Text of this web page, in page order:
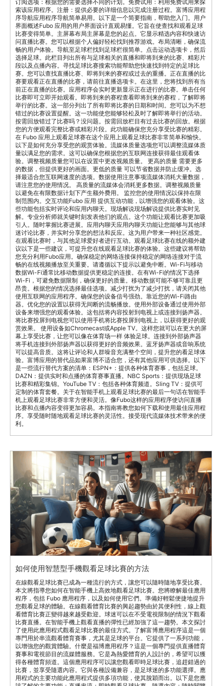
订阅选项：根据您的需要选择不同的计划。免费试用：利用免费试用来探
索该应用程序。注册：提供必要的详细信息以完成注册过程。富博应用程
序导航应用程序导航简单易用。以下是一个简要指南，帮助您入门。用户
界面概述Fubo 应用的用户界面设计直观易懂。它旨在使查找和观看足球
比赛变得简单。主屏幕布局主屏幕是您的起点。它显示精选内容和快速访
问直播比赛。您可以根据个人偏好轻松找到推荐游戏。布局清晰，确保流
畅的用户体验。导航至足球栏找到足球栏很简单。点击运动选项卡，然后
选择足球。此栏目列出所有与足球相关的直播和即将到来的比赛、精彩片
段以及点播内容。寻找足球比赛搜索功能帮助您快速找到特定的足球比
赛。您可以查找直播比赛、即将到来的赛程或过去的重播。正在直播的比
赛要观看正在直播的比赛，请前往直播选项卡。在这里，您将找到所有当
前正在直播的比赛。应用程序会实时更新显示正在进行的比赛。单击任何
比赛即可立即开始观看。即将到来的赛程查看即将到来的赛程，了解即将
举行的比赛。这一部分列出了所有即将比赛的日期和时间。您可以为不想
错过的比赛设置提醒。这一功能使您能够轻松及时了解即将举行的活动。
按需回放错过了比赛吗？没问题。按需回放栏目有过去比赛的回放。根据
您的方便观看完整比赛或精彩片段。此功能确保您充分享受比赛的精彩。
在 Fubo 应用上观看足球赛在这个应用上观看足球比赛非常简单和愉快。
以下是如何充分享受您的观赏体验。流媒体质量选项您可以调整流媒体质
量以满足您的需求。这可以确保您根据您的互联网连接获得最佳观看体
验。调整视频质量您可以在设置中更改视频质量。 更高的质量 需要更多
的数据，但提供更好的画面。更低的质量 可以节省数据并防止缓冲。选
择最适合您互联网速度的选项。数据使用注意事项流媒体消耗大量数据，
请注意您的使用情况。 高质量的流媒体会消耗更多数据。调整视频质量
以避免在有限数据计划下产生额外费用。 监控您的使用情况以保持在限
制范围内。交互功能Fubo 应用 提供互动功能，以增强您的观看体验。这
些功能包括实时评论和应用内聊天。现场解说现场解说提供比赛实时见
解。专业分析师就关键时刻发表他们的观点。这个功能让观看比赛更加吸
引人。随时掌握比赛进展。应用内聊天应用内聊天功能让您能够与其他球
迷讨论比赛，并实时分享您的想法和反应。这为用户带来一种社区感觉。
在观看比赛时，与其他足球爱好者进行互动。观看足球比赛在线的额外建
议以下是一些建议，可提升您在线观看足球比赛的体验。这些建议将帮助
您充分利用Fubo应用。确保稳定的网络连接保持稳定的网络连接对于流
畅的在线视频播放至关重要。请遵循以下提示以避免中断。Wi-Fi与移动
数据Wi-Fi通常比移动数据提供更稳定的连接。在有Wi-Fi的情况下选择
Wi-Fi，可避免数据限制，确保更好的质量。移动数据可能不够可靠且更
昂贵。根据您的情况选择最佳选项。减少打扰为了减少打扰，请关闭其他
使用互联网的应用程序。确保您的设备信号强劲。靠近您的Wi-Fi路由
器。优化您的设置以获得无间断的流畅播放。使用外部设备通过使用外部
设备来增强您的观看体验。这包括将内容投射到电视上或连接到扬声器。
将比赛投屏到电视您可以使用手机将比赛投屏到电视上，以获得更好的观
赏效果。 使用设备如Chromecast或Apple TV。这样您就可以在更大的屏
幕上享受比赛，让您可以像在体育场一样 体验足球。连接到外部扬声器
将手机连接到外部扬声器以获得更好的音频效果。蓝牙扬声器或音响系统
可以提高音质。这将让评论和人群噪音充满整个空间，提升您的看足球体
验。富博应用的替代品如果富博不适合您，还有其他应用可供选择。以下
是一些流行替代方案的清单：ESPN+：提供各种体育赛事，包括足球。
DAZN：提供实时和点播的体育赛事直播。NBC Sports：提供现场足球
比赛和精彩集锦。YouTube TV：包括各种体育频道。Sling TV：提供可
定制的体育套餐。关于在智能手机上观看足球比赛的最后一句话在智能手
机上观看足球比赛非常方便和灵活。像Fubo这样的应用程序使访问直播
比赛和点播内容变得更加容易。本指南将教您如何下载和使用最佳应用程
序。享受随时随地观看足球比赛的灵活性。接受现代流媒体技术带来的便
利。
如何使用智慧型手機觀看足球比賽的方法
在線觀看足球比賽已成為一種流行的方式，讓您可以隨時隨地享受比賽。
本文將指導您如何在智能手機上高效地觀看足球比賽。您將瞭解最佳應用
程序，包括 Fubo 應用程序，以及如何使用它們。準備好輕鬆便捷地提升
您觀看足球的體驗。在線觀看體育比賽的興起趨勢由於其便利性，線上觀
看體育比賽正變得越來越受歡迎。球迷可以在不受電視限制的情況下觀看
比賽直播。在智能手機上觀看直播的彈性已經加強了這一趨勢。本文探討
了使用此應用程式觀看足球比賽的最佳方式。了解富博應用程序這是一個
專門用於串流觀看體育賽事，尤其是足球的平台。它提供了一系列功能，
以增強您的觀賞體驗。什麼是福博應用程序？這是一個專門提供直播體育
賽事和電視節目的流媒體服務。它是為熱愛體育的人設計的，希望可以獲
得各種體育頻道。這個應用程序可以讓您觀看即時足球比賽，追趕錯過的
比賽，並享受隨選內容。它與各種設備兼容，是足球迷的多功能選擇。應
用程式的主要功能此應用程式提供多項功能，使其脫穎而出。以下是您應